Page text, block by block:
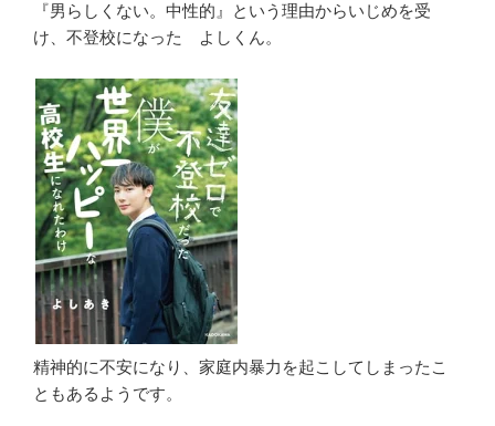
『男らしくない。中性的』という理由からいじめを受
け、不登校になった よしくん。
精神的に不安になり、家庭内暴力を起こしてしまったこ
ともあるようです。